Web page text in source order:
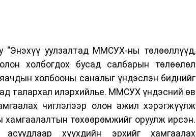
“Энэхүү уулзалтад ММСУХ-ны төлөөллүүд,
холбогдох бусад салбарын төлөөлөл
холбооны саналыг үндэслэн биднийг
талархал илэрхийлье. ММСУХ үндэсний өв
чиглэлээр олон ажил хэрэгжүүлж
төхөөрөмжийг оруулж ирсэн.
хүүхдийн эрхийг хамгаалах